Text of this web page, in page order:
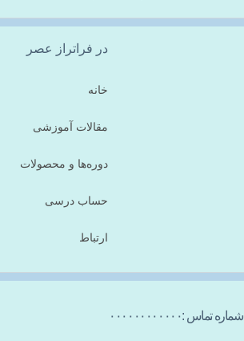
در فراتراز عصر
خانه
مقالات آموزشی
دوره‌ها و محصولات
حساب درسی
ارتباط
شماره تماس :۰۰۰۰۰۰۰۰۰۰۰۰